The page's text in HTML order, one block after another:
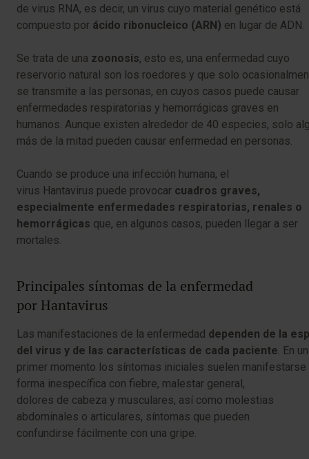
de virus RNA, es decir, un virus cuyo material genético está
compuesto por ácido ribonucleico (ARN) en lugar de ADN.
Se trata de una zoonosis, esto es, una enfermedad cuyo
reservorio natural son los roedores y que solo
se transmite a las personas, en cuyos casos puede causar
enfermedades respiratorias y hemorrágicas graves en
humanos. Aunque existen alrededor de 40 especies, solo
más de la mitad pueden causar enfermedad en personas.
Cuando se produce una infección humana, el
virus Hantavirus puede provocar cuadros graves,
especialmente enfermedades respiratorias, renales o
hemorrágicas que, en algunos casos, pueden llegar a ser
mortales.
Principales síntomas de la enfermedad
por Hantavirus
Las manifestaciones de la enfermedad dependen de la
del virus y de las características de cada paciente. En un
primer momento los síntomas iniciales suelen manifestarse
forma inespecífica con fiebre, malestar general,
dolores de cabeza y musculares, así como molestias
abdominales o articulares, síntomas que pueden
confundirse fácilmente con una gripe.